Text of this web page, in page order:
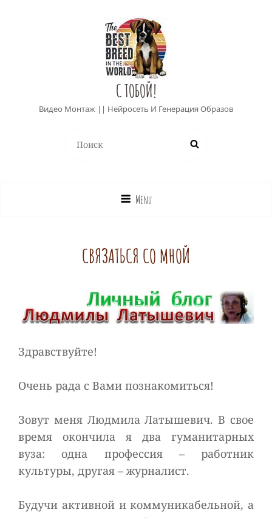
С ТОБОЙ!
Видео Монтаж || Нейросеть И Генерация Образов
Menu
СВЯЗАТЬСЯ СО МНОЙ
Здравствуйте!
Очень рада с Вами познакомиться!
Зовут меня Людмила Латышевич. В свое
время окончила я два гуманитарных
вуза: одна профессия – работник
культуры, другая – журналист.
Будучи активной и коммуникабельной, а